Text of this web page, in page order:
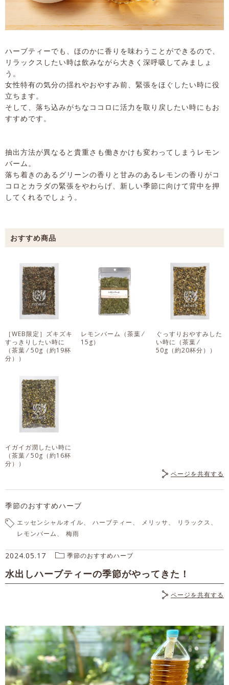
ハーブティーでも、ほのかに香りを味わうことができるので、
リラックスしたい時は飲みながら大きく深呼吸してみましょ
う。
女性特有の気分の揺れやおやすみ前、緊張をほぐしたい時に役
立ちます。
そして、落ち込みがちなココロに活力を取り戻したい時にもお
すすめです。
抽出方法が異なると貴重さも働きかけも変わってしまうレモン
バーム。
落ち着きのあるグリーンの香りと甘みのあるレモンの香りがコ
コロとカラダの緊張をやわらげ、新しい季節に向けて背中を押
してくれるでしょう。
［WEB限定］ズキズキ
すっきりしたい時に
（茶葉 ⁄ 50g（約19杯
分））
レモンバーム （茶葉 ⁄
15g）
ぐっすりおやすみした
い時に （茶葉 ⁄
50g（約20杯分））
イガイガ潤したい時に
（茶葉 ⁄ 50g（約16杯
分））
ページを共有する
季節のおすすめハーブ
エッセンシャルオイル ハーブティー メリッサ
リラックス
レモンバーム
梅雨
2024.05.17 季節のおすすめハーブ
水出しハーブティーの季節がやってきた！
ページを共有する